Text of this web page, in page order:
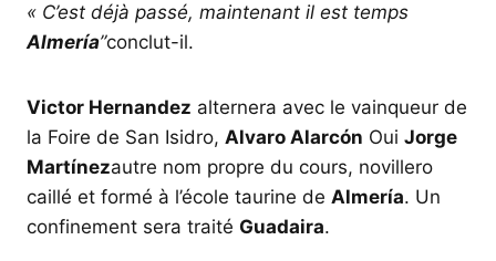
« C’est déjà passé, maintenant il est temps
Almería”conclut-il.
Victor Hernandez alternera avec le vainqueur de
la Foire de San Isidro, Alvaro Alarcón Oui Jorge
Martínezautre nom propre du cours, novillero
caillé et formé à l’école taurine de Almería. Un
confinement sera traité Guadaira.